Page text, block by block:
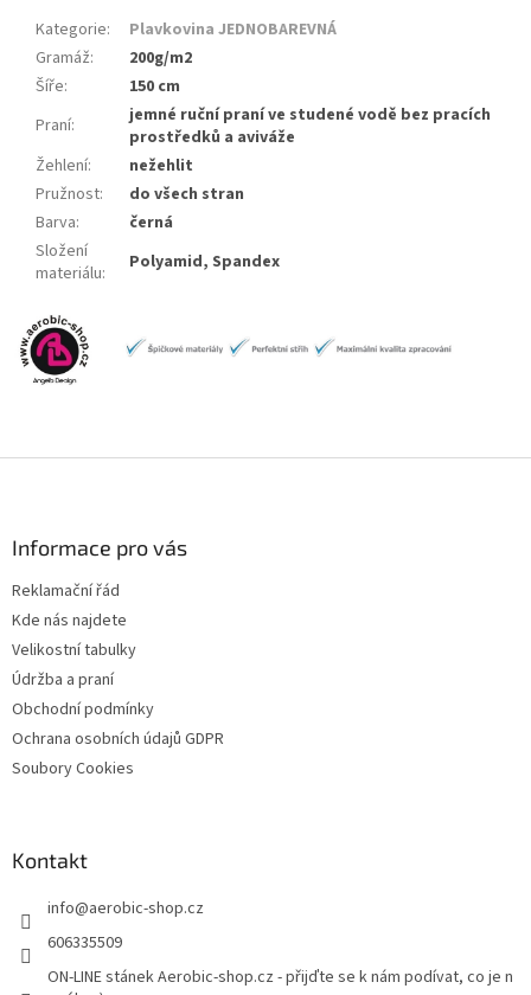
Kategorie:
Plavkovina JEDNOBAREVNÁ
Gramáž:
200g/m2
Šíře:
150 cm
Praní:
jemné ruční praní ve studené vodě bez pracích
prostředků a aviváže
Žehlení:
nežehlit
Pružnost:
do všech stran
Barva:
černá
Složení
materiálu: Polyamid, Spandex
Informace pro vás
Reklamační řád
Kde nás najdete
Velikostní tabulky
Údržba a praní
Obchodní podmínky
Ochrana osobních údajů GDPR
Soubory Cookies
Kontakt
info@aerobic-shop.cz
606335509
ON-LINE stánek Aerobic-shop.cz - přijďte se k nám podívat, co je n